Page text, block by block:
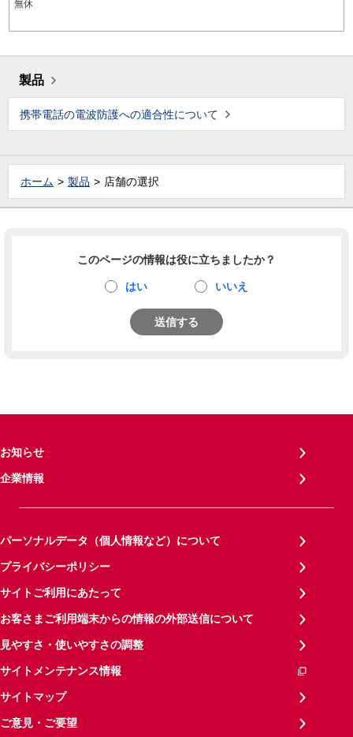
無休
製品
携帯電話の電波防護への適合性について
ホーム 製品 店舗の選択
このページの情報は役に立ちましたか？
はい いいえ
送信する
お知らせ
企業情報
パーソナルデータ（個人情報など）について
プライバシーポリシー
サイトご利用にあたって
お客さまご利用端末からの情報の外部送信について
見やすさ・使いやすさの調整
サイトメンテナンス情報
サイトマップ
ご意見・ご要望